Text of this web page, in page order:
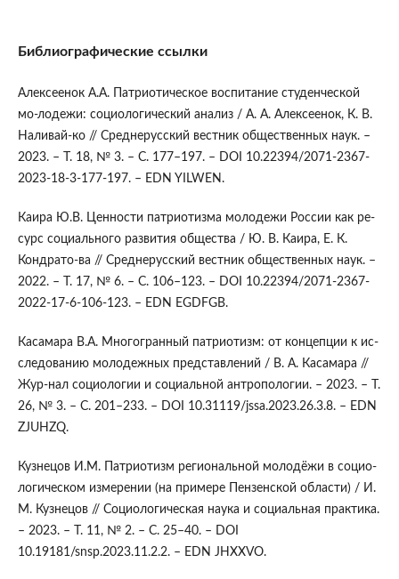
Библиографические ссылки
Алексеенок А.А. Патриотическое воспитание студенческой
мо-лодежи: социологический анализ / А. А. Алексеенок, К. В.
Наливай-ко // Среднерусский вестник общественных наук. –
2023. – Т. 18, № 3. – С. 177–197. – DOI 10.22394/2071-2367-
2023-18-3-177-197. – EDN YILWEN.
Каира Ю.В. Ценности патриотизма молодежи России как ре-
сурс социального развития общества / Ю. В. Каира, Е. К.
Кондрато-ва // Среднерусский вестник общественных наук. –
2022. – Т. 17, № 6. – С. 106–123. – DOI 10.22394/2071-2367-
2022-17-6-106-123. – EDN EGDFGB.
Касамара В.А. Многогранный патриотизм: от концепции к ис-
следованию молодежных представлений / В. А. Касамара //
Жур-нал социологии и социальной антропологии. – 2023. – Т.
26, № 3. – С. 201–233. – DOI 10.31119/jssa.2023.26.3.8. – EDN
ZJUHZQ.
Кузнецов И.М. Патриотизм региональной молодёжи в социо-
логическом измерении (на примере Пензенской области) / И.
М. Кузнецов // Социологическая наука и социальная практика.
– 2023. – Т. 11, № 2. – С. 25–40. – DOI
10.19181/snsp.2023.11.2.2. – EDN JHXXVO.